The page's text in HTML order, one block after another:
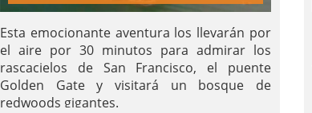
Esta emocionante aventura los llevarán por
el aire por 30 minutos para admirar los
rascacielos de San Francisco, el puente
Golden Gate y visitará un bosque de
redwoods gigantes.